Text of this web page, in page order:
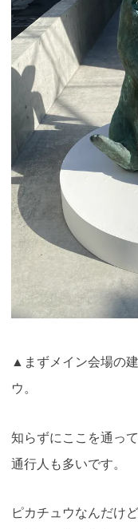
▲まずメイン会場の
ウ。
知らずにここを通っ
通行人も多いです。
ピカチュウなんだけ